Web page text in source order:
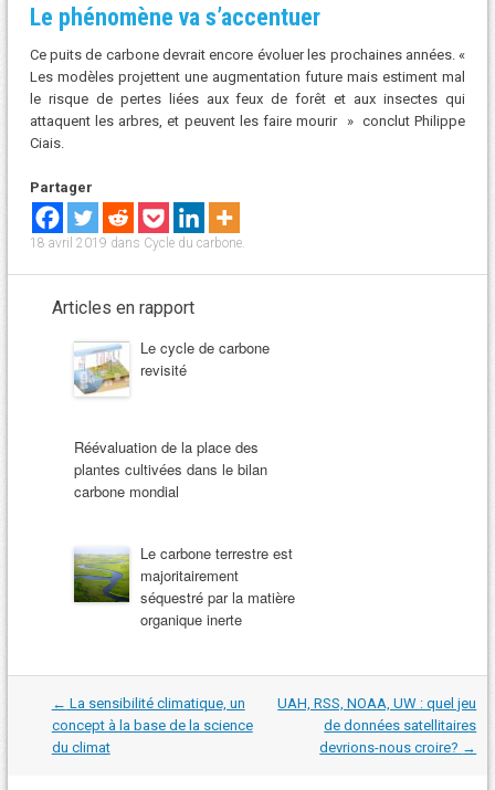
Le phénomène va s’accentuer
Ce puits de carbone devrait encore évoluer les prochaines années. «
Les modèles projettent une augmentation future mais estiment mal
le risque de pertes liées aux feux de forêt et aux insectes qui
attaquent les arbres, et peuvent les faire mourir » conclut Philippe
Ciais.
Partager
18 avril 2019 dans Cycle du carbone.
Articles en rapport
Le cycle de carbone
revisité
Réévaluation de la place des
plantes cultivées dans le bilan
carbone mondial
Le carbone terrestre est
majoritairement
séquestré par la matière
organique inerte
Navigation
dans
les
articles
← La sensibilité climatique, un
concept à la base de la science
du climat
UAH, RSS, NOAA, UW : quel jeu
de données satellitaires
devrions-nous croire? →